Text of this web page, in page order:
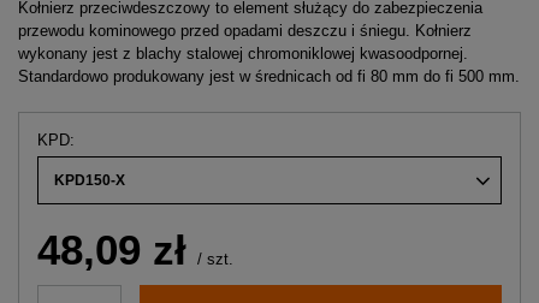
Kołnierz przeciwdeszczowy to element służący do zabezpieczenia
przewodu kominowego przed opadami deszczu i śniegu. Kołnierz
wykonany jest z blachy stalowej chromoniklowej kwasoodpornej.
Standardowo produkowany jest w średnicach od fi 80 mm do fi 500 mm.
KPD
KPD150-X
48,09 zł / szt.